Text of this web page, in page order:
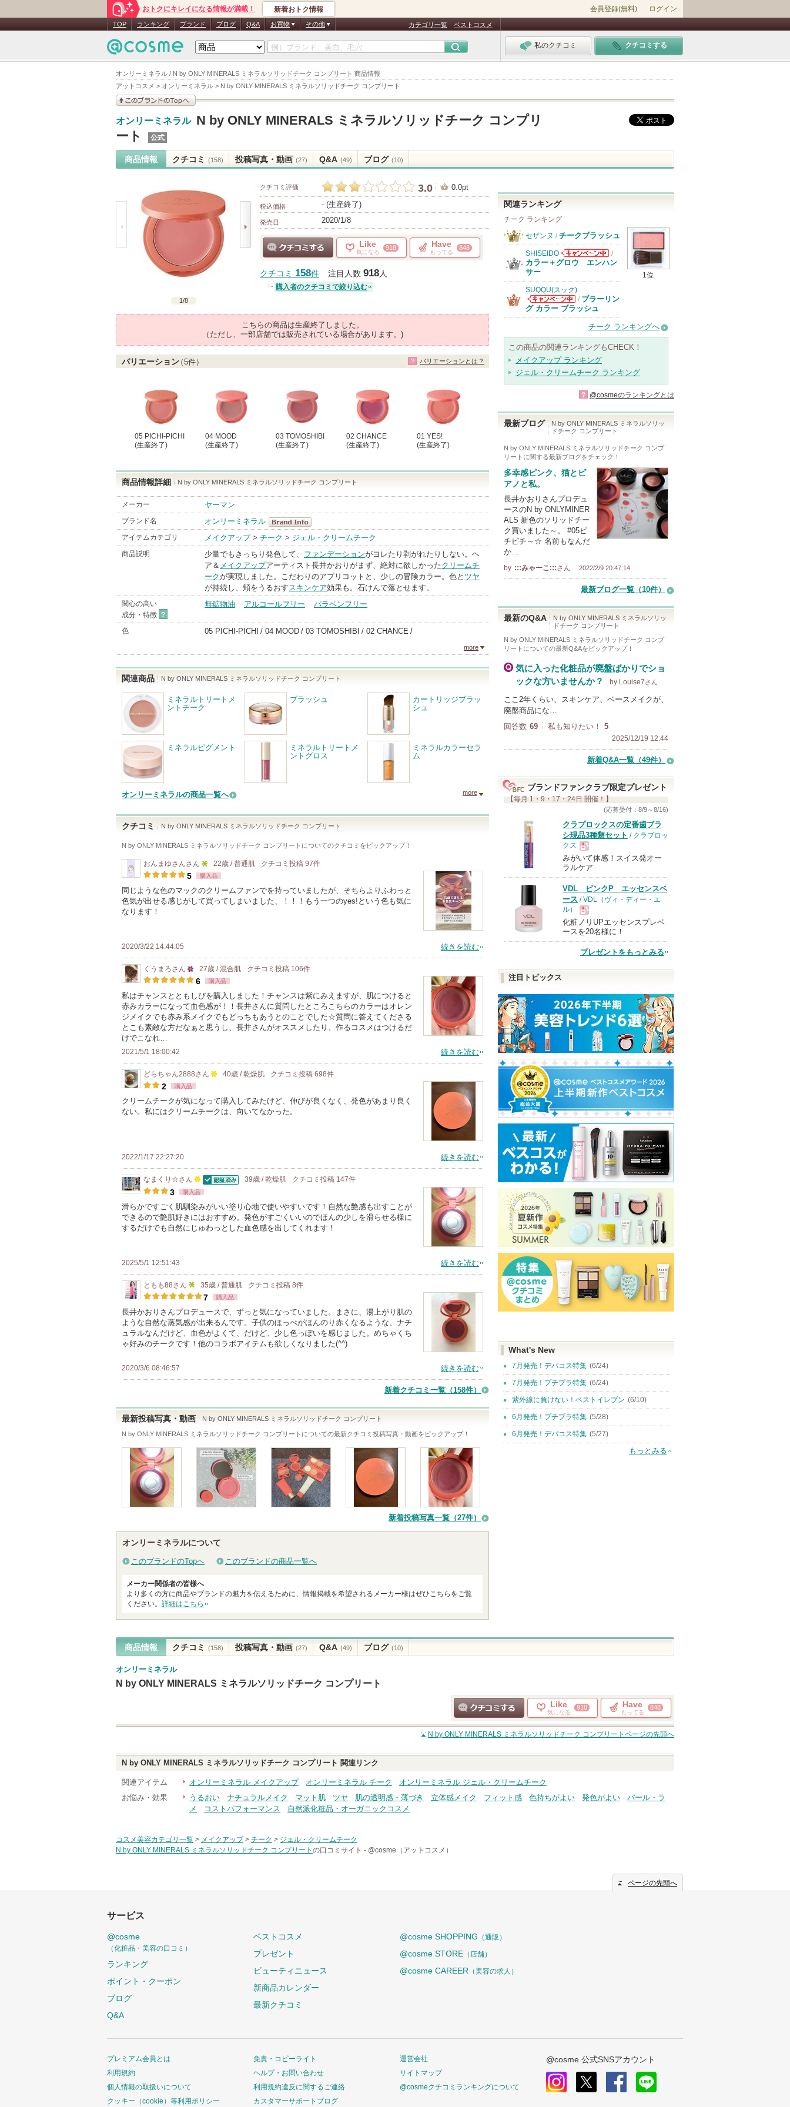
オンリーミネラル / N by ONLY MINERALS ミネラルソリッドチーク コンプリート 商品情報
アットコスメ > オンリーミネラル > N by ONLY MINERALS ミネラルソリッドチーク コンプリート
おトクにキレイになる情報が満載！ 新着おトク情報 会員登録(無料) ログイン
TOP ランキング ブランド ブログ Q&A お買物 その他 カテゴリ一覧 ベストコスメ
私のクチコミ クチコミする
オンリーミネラル N by ONLY MINERALS ミネラルソリッドチーク コンプリ
ート
公式
商品情報 クチコミ (158) 投稿写真・動画 (27) Q&A (49) ブログ (10)
1/8
クチコミ評価 3.0 0.0pt
税込価格 - (生産終了)
発売日 2020/1/8
Like
気になる
918 Have
もってる
848
クチコミ 158件 注目人数 918人
購入者のクチコミで絞り込む
こちらの商品は生産終了しました。
（ただし、一部店舗では販売されている場合があります。)
バリエーション（5件）
05 PICHI-PICHI
(生産終了)
04 MOOD
(生産終了)
03 TOMOSHIBI
(生産終了)
02 CHANCE
(生産終了)
01 YES!
(生産終了)
バリエーションとは？
商品情報詳細 N by ONLY MINERALS ミネラルソリッドチーク コンプリート
メーカー ヤーマン
ブランド名
オンリーミネラル
オンリーミネ
ラル
BrandInfo
アイテムカテゴリ メイクアップ> チーク > ジェル・クリームチーク
商品説明 少量でもきっちり発色して、 ファンデーションがヨレたり剥がれたりしない。ヘ
ア＆ メイクアップアーティスト長井かおりがまず、絶対に欲しかったクリームチ
ークが実現しました。こだわりのアプリコットと、少しの冒険カラー。色と ツヤ
が持続し、頬をうるおすスキンケア効果も。石けんで落とせます。
関心の高い
成分・特徴 ?
無鉱物油 アルコールフリー パラベンフリー
色 05 PICHI-PICHI 04 MOOD 03 TOMOSHIBI 02 CHANCE
more
関連商品 N by ONLY MINERALS ミネラルソリッドチーク コンプリート
ミネラルトリートメ
ントチーク
ブラッシュ
カートリッジブラッ
シュ
ミネラルピグメント
ミネラルトリートメ
ントグロス
ミネラルカラーセラ
ム
オンリーミネラルの商品一覧へ more
クチコミ N by ONLY MINERALS ミネラルソリッドチーク コンプリート
N by ONLY MINERALS ミネラルソリッドチーク コンプリート についてのクチコミをピックアップ！
おんまゆさんさん
5
人
以
ン
バ
ー
に
お
気
り
録
さ
ま
す
22歳 / 普通肌 クチコミ投稿 97件
5 購入品
同じような色のマックのクリームファンでを持っていましたが、そちらよりふわっと
色気が出せる感じがして買ってしまいました、！！！もう一つのyes!という色も気に
なります！
2020/3/22 14:44:05 続きを読む
くうまろさん
25
人
以
上
ン
バ
ー
に
り
登
録
さ
れ
ま
す
27歳 / 混合肌 クチコミ投稿 106件
6 購入品
私はチャンスとともしびを購入しました！チャンスは紫にみえますが、肌につけると
赤みカラーになって血色感が！！長井さんに質問したところこちらのカラーはオレン
ジメイクでも赤み系メイクでもどっちもあうとのことでした☆質問に答えてくださる
とこも素敵な方だなぁと思うし、長井さんがオススメしたり、作るコスメはつけるだ
けでこなれ…
2021/5/1 18:00:42 続きを読む
どらちゃん2888さん
人
以
ン
バ
に
お
り
登
録
さ
れ
ま
40歳 / 乾燥肌 クチコミ投稿 698件
2 購入品
クリームチークが気になって購入してみたけど、伸びが良くなく、発色があまり良く
ない。私にはクリームチークは、向いてなかった。
2022/1/17 22:27:20 続きを読む
なまくり☆さん
100
人
以
上
ン
バ
ー
に
お
気
録
て
ま
す
認証済
39歳 / 乾燥肌 クチコミ投稿 147件
3 購入品
滑らかですごく肌馴染みがいい塗り心地で使いやすいです！自然な艶感も出すことが
できるので艶肌好きにはおすすめ。発色がすごくいいのでほんの少しを滑らせる様に
するだけでも自然にじゅわっとした血色感を出してくれます！
2025/5/1 12:51:43 続きを読む
ともも88さん
5
人
以
上
ン
ー
に
お
さ
れ
て
ま
す
35歳 / 普通肌 クチコミ投稿 8件
7 購入品
長井かおりさんプロデュースで、ずっと気になっていました。まさに、湯上がり肌の
ような自然な蒸気感が出来るんです。子供のほっぺがほんのり赤くなるような、ナチ
ュラルなんだけど、血色がよくて、だけど、少し色っぽいを感じました。めちゃくち
ゃ好みのチークです！他のコラボアイテムも欲しくなりました(^^)
2020/3/6 08:46:57 続きを読む
新着クチコミ一覧 （158件）
最新投稿写真・動画 N by ONLY MINERALS ミネラルソリッドチーク コンプリート
N by ONLY MINERALS ミネラルソリッドチーク コンプリート についての最新クチコミ投稿写真・動画をピックアップ！
新着投稿写真一覧（27件）
オンリーミネラルについて
このブランドのTopへ このブランドの商品一覧へ
メーカー関係者の皆様へ
より多くの方に商品やブランドの魅力を伝えるために、情報掲載を希望されるメーカー様はぜひこちらをご覧
ください。 詳細はこちら
関連ランキング
チーク ランキング
1位
セザンヌ / チークブラッシュ
SHISEIDO
SHISEIDOから
/
カラー＋グロウ エンハン
サー
SUQQU(スック)
SUQQU(スッ
ク)からのお知
/ ブラーリン
グ カラー ブラッシュ
チーク ランキングへ
この商品の関連ランキングもCHECK！
メイクアップ ランキング
ジェル・クリームチーク ランキング
? @cosmeのランキングとは
最新ブログ
N by ONLY MINERALS ミネラルソリッ
ドチーク コンプリート
N by ONLY MINERALS ミネラルソリッドチーク コンプ
リート に関する最新ブログをチェック！
多幸感ピンク、猫とピ
アノと私。
長井かおりさんプロデュ
ースのN by ONLYMINER
ALS 新色のソリッドチー
ク買いました～。 #05ピ
チピチ～☆ 名前もなんだ
か…
by :::みゃーこ:::さん 2022/2/9 20:47:14
最新ブログ一覧（10件）
最新のQ&A
N by ONLY MINERALS ミネラルソリッ
ドチーク コンプリート
N by ONLY MINERALS ミネラルソリッドチーク コンプ
リート についての最新Q&Aをピックアップ！
気に入った化粧品が廃盤ばかりでショ
ックな方いませんか？
by Louise7さん
ここ2年くらい、スキンケア、ベースメイクが、
廃盤商品にな…
回答数 69 私も知りたい！ 5
2025/12/19 12:44
新着Q&A一覧（49件）
ブランドファンクラブ限定プレゼント
【毎月 1・9・17・24日 開催！】
(応募受付：8/9～8/16)
クラプロックスの定番歯ブラ
シ現品3種類セット / クラプロッ
クス
現
品
みがいて体感！スイス発オー
ラルケア
VDL ピンクP エッセンスベ
ース / VDL（ヴィ・ディー・エ
ル）
現
品
化粧ノリUPエッセンスプレベ
ースを20名様に！
プレゼントをもっとみる
注目トピックス
What's New
7月発売！デパコス特集 (6/24)
7月発売！プチプラ特集 (6/24)
紫外線に負けない！ベストイレブン (6/10)
6月発売！プチプラ特集 (5/28)
6月発売！デパコス特集 (5/27)
もっとみる
商品情報 クチコミ (158) 投稿写真・動画 (27) Q&A (49) ブログ (10)
オンリーミネラル
N by ONLY MINERALS ミネラルソリッドチーク コンプリート
クチコミする
Like
気になる
918 Have
もってる
848
N by ONLY MINERALS ミネラルソリッドチーク コンプリート ページの先頭へ
N by ONLY MINERALS ミネラルソリッドチーク コンプリート 関連リンク
関連アイテム オンリーミネラル メイクアップ オンリーミネラル チーク
オンリーミネラル ジェル・クリームチーク
お悩み・効果
うるおい ナチュラルメイク マット肌 ツヤ 肌の透明感・薄づき 立体感メイク フィット感 色持ちがよい 発色がよい
パール・ラ
メ
コストパフォーマンス 自然派化粧品・オーガニックコスメ
コスメ美容カテゴリ一覧 > メイクアップ> チーク > ジェル・クリームチーク
N by ONLY MINERALS ミネラルソリッドチーク コンプリート の口コミサイト - @cosme（アットコスメ）
ページの先頭へ
サービス
@cosme
（化粧品・美容の口コミ）
ランキング
ポイント・クーポン
ブログ
Q&A
ベストコスメ
プレゼント
ビューティニュース
新商品カレンダー
最新クチコミ
@cosme SHOPPING （通販）
@cosme STORE （店舗）
@cosme CAREER （美容の求人）
プレミアム会員とは
利用規約
個人情報の取扱いについて
クッキー（cookie）等利用ポリシー
免責・コピーライト
ヘルプ・お問い合わせ
利用規約違反に関するご連絡
カスタマーサポートブログ
運営会社
サイトマップ
@cosmeクチコミランキングについて
@cosme 公式SNSアカウント